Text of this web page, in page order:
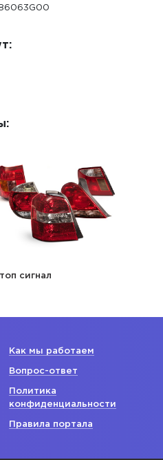
сигнал
Как мы работаем
Вопрос-ответ
Политика
конфиденциальности
Правила портала